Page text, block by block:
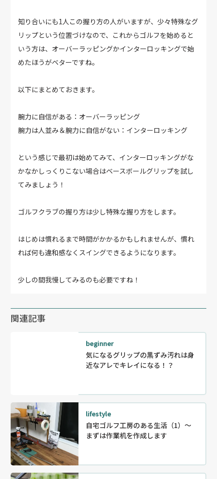
知り合いにも1人この握り方の人がいますが、少々特殊なグ
リップという位置づけなので、これからゴルフを始めると
いう方は、オーバーラッピングかインターロッキングで始
めたほうがベターですね。
以下にまとめておきます。
腕力に自信がある：オーバーラッピング
腕力は人並み＆腕力に自信がない：インターロッキング
という感じで最初は始めてみて、インターロッキングがな
かなかしっくりこない場合はベースボールグリップを試し
てみましょう！
ゴルフクラブの握り方は少し特殊な握り方をします。
はじめは慣れるまで時間がかかるかもしれませんが、慣れ
れば何も違和感なくスイングできるようになります。
少しの間我慢してみるのも必要ですね！
関連記事
beginner
気になるグリップの黒ずみ汚れは身
近なアレでキレイになる！？
lifestyle
自宅ゴルフ工房のある生活（1）～
まずは作業机を作成します